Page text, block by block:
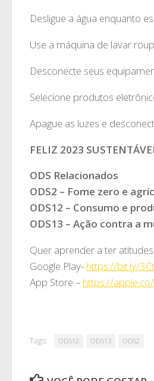
Desligue a água enquanto
Use a máquina de lavar
Desconecte seus
Selecione produtos
Apague as luzes e
FELIZ 2023
ODS Relacionados
ODS2 – Fome zero e
ODS12 – Consumo e
ODS13 – Ação contra a
Quer aprender a ter
Google Play- https://bit.ly/
App Store – https://
Tags: ODS12 ODS13 ODS2